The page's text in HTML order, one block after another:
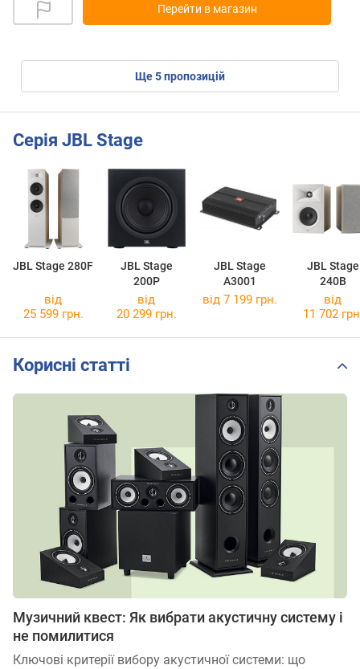
Перейти в магазин
ще5пропозицій
Серія JBL Stage
JBL Stage 280F
JBL Stage
200P
JBL Stage
A3001
JBL Stage
240B
від
25 599 грн.
від
20 299 грн.
від 7 199 грн.
від
11 702
Корисні статті
Музичний квест: Як вибрати акустичну систему і
не помилитися
Ключові критерії вибору акустичної системи: що